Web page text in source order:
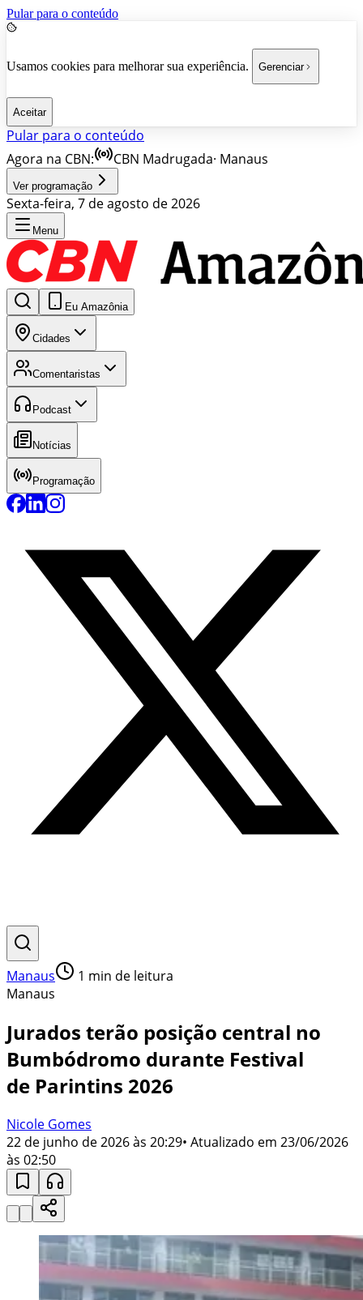
Pular para o conteúdo
Usamos cookies para melhorar sua experiência. Gerenciar
Aceitar
Pular para o conteúdo
Agora na CBN:
CBN Madrugada· Manaus
Ver programação
Sexta-feira, 7 de agosto de 2026
Menu
Eu Amazônia
Cidades
Comentaristas
Podcast
Notícias
Programação
Manaus 1 min de leitura
Manaus
Jurados terão posição central no
Bumbódromo durante Festival
de Parintins 2026
Nicole Gomes
22 de junho de 2026 às 20:29• Atualizado em 23/06/2026
às 02:50